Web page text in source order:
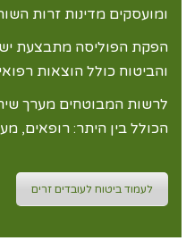
ומועסקים מדינות זרות
הפקת הפוליסה מתבצעת
והביטוח כולל הוצאות
לרשות המבוטחים מערך
הכולל בין היתר: רופאים,
לעמוד ביטוח לעובדים זרים